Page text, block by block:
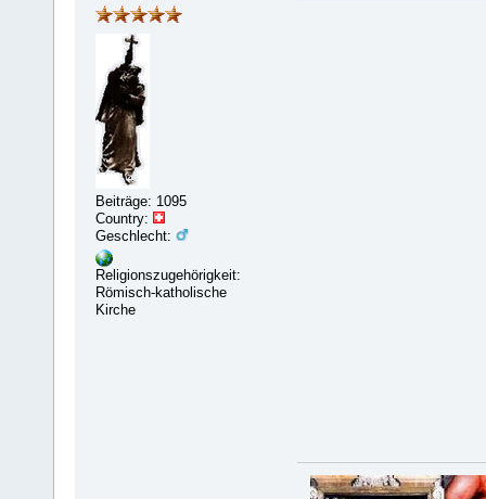
Beiträge: 1095
Country:
Geschlecht:
Religionszugehörigkeit:
Römisch-katholische
Kirche